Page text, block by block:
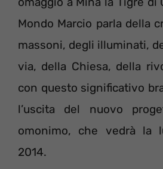
Mondo Marcio parla della
massoni, degli illuminati,
via, della Chiesa, della
con questo significativo
l’uscita del nuovo
omonimo, che vedrà la
2014.